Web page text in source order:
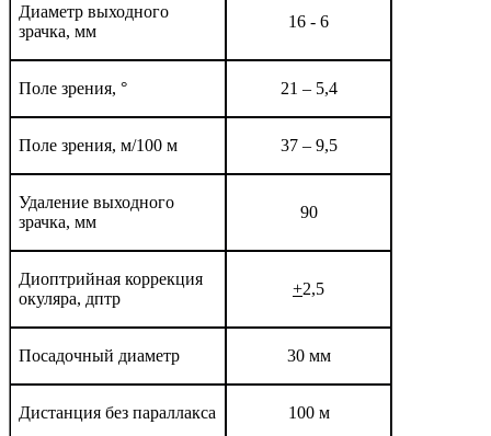
Диаметр выходного
зрачка, мм
16 - 6
Поле зрения, ° 21 – 5,4
Поле зрения, м/100 м 37 – 9,5
Удаление выходного
зрачка, мм
90
Диоптрийная коррекция
окуляра, дптр
+2,5
Посадочный диаметр 30 мм
Дистанция без параллакса 100 м